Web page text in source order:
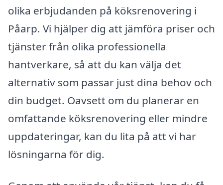
olika erbjudanden på köksrenovering i
Påarp. Vi hjälper dig att jämföra priser och
tjänster från olika professionella
hantverkare, så att du kan välja det
alternativ som passar just dina behov och
din budget. Oavsett om du planerar en
omfattande köksrenovering eller mindre
uppdateringar, kan du lita på att vi har
lösningarna för dig.